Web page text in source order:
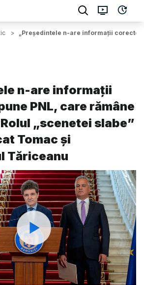
> „Președintele n-are informații
n-are informații
PNL, care rămâne
„scenetei slabe”
Tomac și
Tăriceanu
Watch